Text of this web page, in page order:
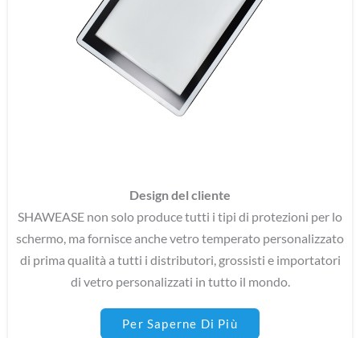
Design del cliente
SHAWEASE non solo produce tutti i tipi di protezioni per lo
schermo, ma fornisce anche vetro temperato personalizzato
di prima qualità a tutti i distributori, grossisti e importatori
di vetro personalizzati in tutto il mondo.
Per Saperne Di Più